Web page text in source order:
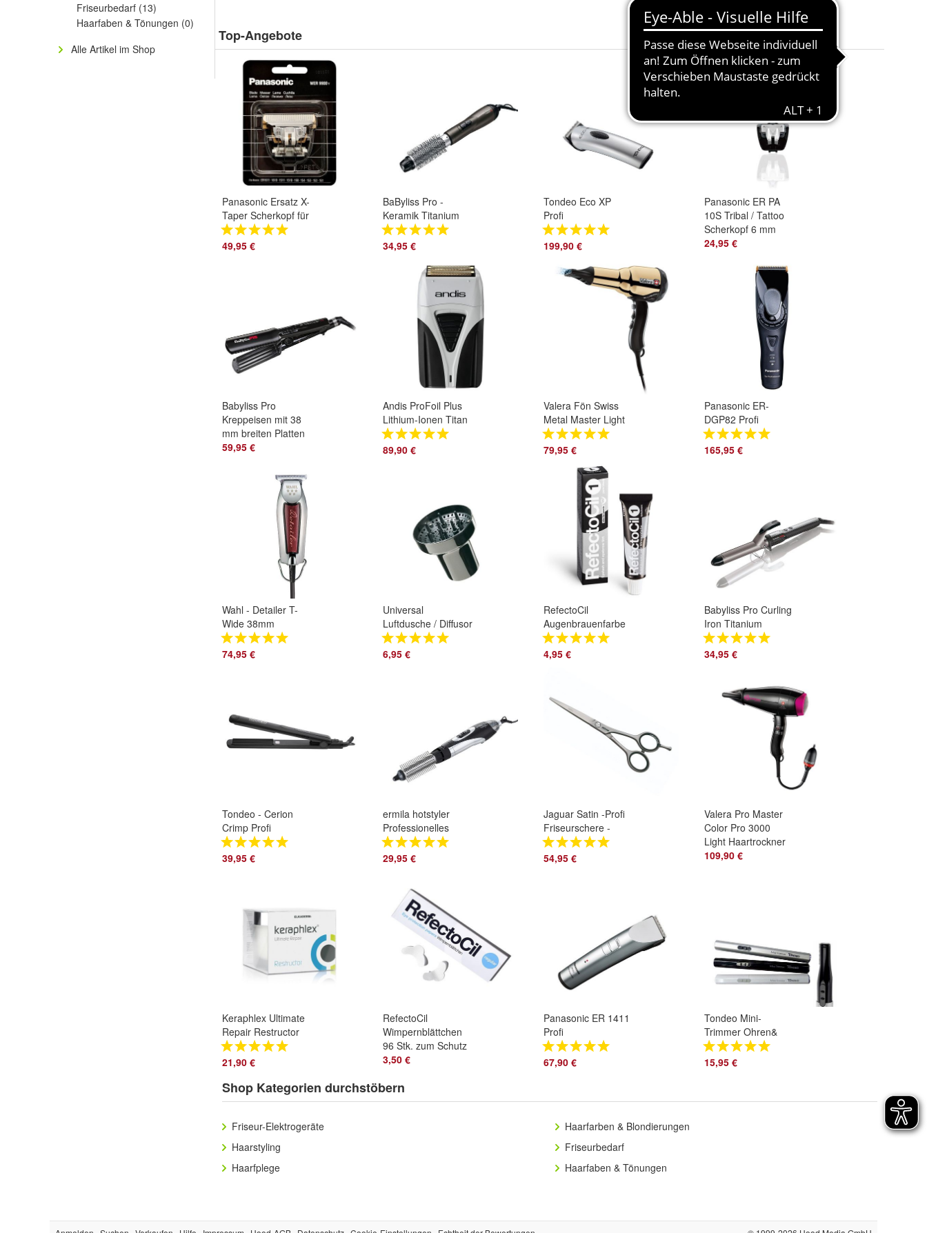
Friseurbedarf (13)
Haarfaben & Tönungen (0)
Alle Artikel im Shop
Top-Angebote
Panasonic Ersatz X-
Taper Scherkopf für
ER-1611 ER-1512
ER-GP80 ER-
49,95 €
BaByliss Pro -
Keramik Titanium
Lockenstab
Thermstab 32 mm
34,95 €
Tondeo Eco XP
Profi
Haarschneidemaschine
Haarschneider 3207
199,90 €
Panasonic ER PA
10S Tribal / Tattoo
Scherkopf 6 mm
24,95 €
Babyliss Pro
Kreppeisen mit 38
mm breiten Platten
und Technologie EP
59,95 €
Andis ProFoil Plus
Lithium-Ionen Titan
Folienrasierer
17205
89,90 €
Valera Fön Swiss
Metal Master Light
gold
79,95 €
Panasonic ER-
DGP82 Profi
Haarschneider
Haarschneidemaschine
165,95 €
Wahl - Detailer T-
Wide 38mm
Konturen
Haarschneider
74,95 €
Universal
Luftdusche / Diffusor
für Babyliss Magic
Fön
6,95 €
RefectoCil
Augenbrauenfarbe
und Wimpernfarbe
15 ml Tiefschwarz 1
4,95 €
Babyliss Pro Curling
Iron Titanium
Tourmaline
Lockeneisen
34,95 €
Tondeo - Cerion
Crimp Profi
Kreppeisen Keramik
31007
39,95 €
ermila hotstyler
Professionelles
Airstyler-Set
Lockenstab
29,95 €
Jaguar Satin -Profi
Friseurschere -
Haarschere -
Schere
54,95 €
Valera Pro Master
Color Pro 3000
Light Haartrockner
Fön
109,90 €
Keraphlex Ultimate
Repair Restructor
Pflegekur / Haarkur
/ Kur 200 ml
21,90 €
RefectoCil
Wimpernblättchen
96 Stk. zum Schutz
der Haut
3,50 €
Panasonic ER 1411
Profi
Haarschneidemaschine
ER1411 NEU
67,90 €
Tondeo Mini-
Trimmer Ohren&
Nasenhaarschneider
Hairliner silber 3195
15,95 €
Shop Kategorien durchstöbern
Friseur-Elektrogeräte
Haarstyling
Haarfplege
Haarfarben & Blondierungen
Friseurbedarf
Haarfaben & Tönungen